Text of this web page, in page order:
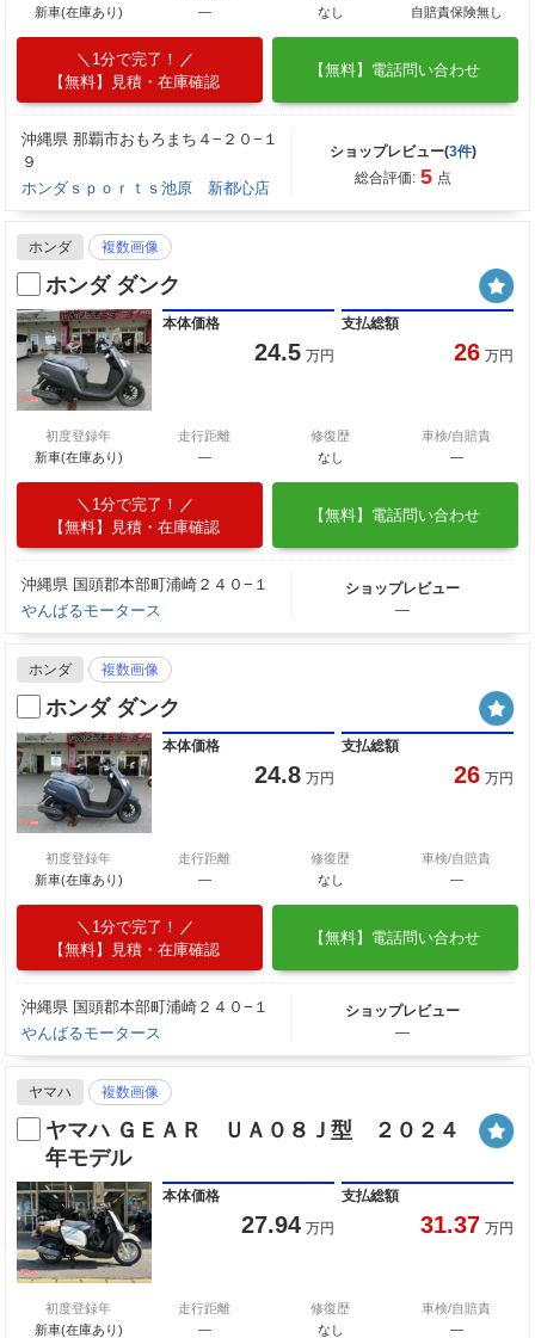
新車(在庫あり)
―
なし
自賠責保険無し
1分で完了！
【無料】見積・在庫確認
【無料】電話問い合わせ
沖縄県 那覇市おもろまち４−２０−１
９
ホンダｓｐｏｒｔｓ池原 新都心店
ショップレビュー(3件)
総合評価: 5 点
ホンダ 複数画像
ホンダ ダンク
本体価格
24.5 万円
支払総額
26 万円
初度登録年
新車(在庫あり)
走行距離
―
修復歴
なし
車検/自賠責
―
1分で完了！
【無料】見積・在庫確認
【無料】電話問い合わせ
沖縄県 国頭郡本部町浦崎２４０−１
やんばるモータース
ショップレビュー
―
ホンダ 複数画像
ホンダ ダンク
本体価格
24.8 万円
支払総額
26 万円
初度登録年
新車(在庫あり)
走行距離
―
修復歴
なし
車検/自賠責
―
1分で完了！
【無料】見積・在庫確認
【無料】電話問い合わせ
沖縄県 国頭郡本部町浦崎２４０−１
やんばるモータース
ショップレビュー
―
ヤマハ 複数画像
ヤマハ ＧＥＡＲ ＵＡ０８Ｊ型 ２０２４
年モデル
本体価格
27.94 万円
支払総額
31.37 万円
初度登録年
新車(在庫あり)
走行距離
―
修復歴
なし
車検/自賠責
―